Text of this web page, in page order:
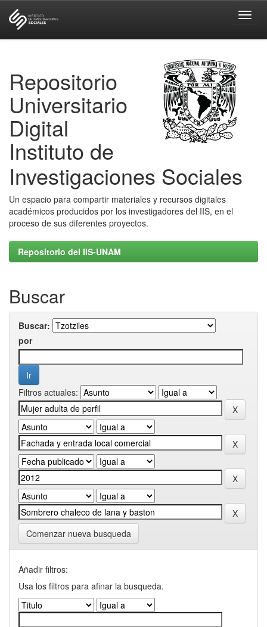
Repositorio
Universitario
Digital
Instituto de
Investigaciones Sociales
Un espacio para compartir materiales y recursos digitales
académicos producidos por los investigadores del IIS, en el
proceso de sus diferentes proyectos.
Repositorio del IIS-UNAM
Buscar
Buscar:
por
Filtros actuales:
Comenzar nueva busqueda
Añadir filtros:
Usa los filtros para afinar la busqueda.